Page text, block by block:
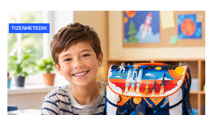
TIZENHETEDIK